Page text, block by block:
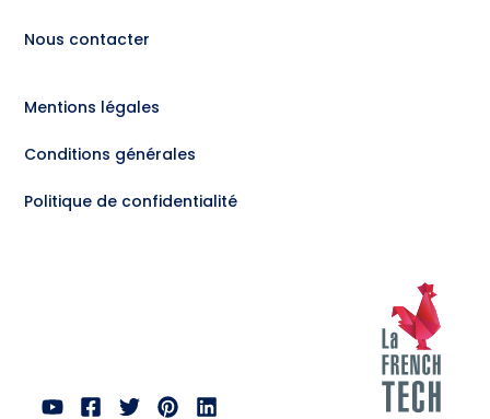
Nous contacter
Mentions légales
Conditions générales
Politique de confidentialité